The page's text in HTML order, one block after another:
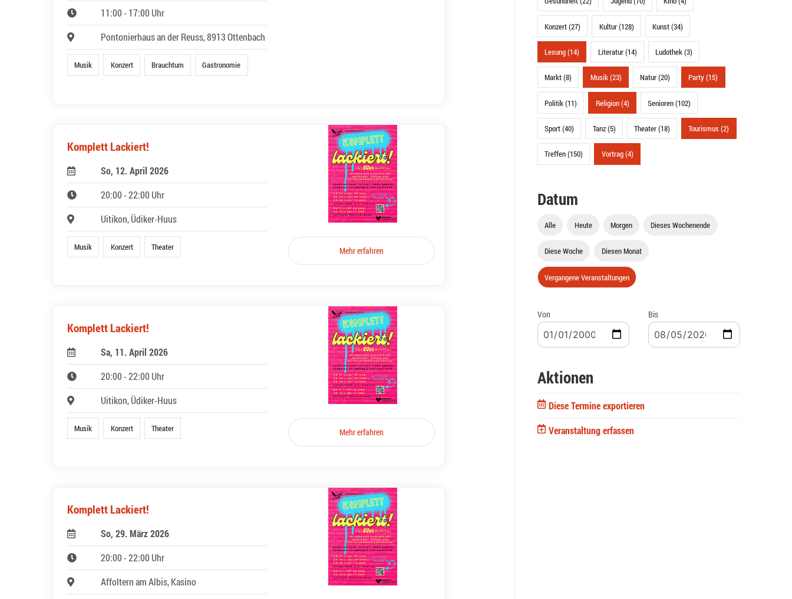
11:00 - 17:00 Uhr
Pontonierhaus an der Reuss, 8913 Ottenbach
Musik Konzert Brauchtum Gastronomie
Komplett Lackiert!
So, 12. April 2026
20:00 - 22:00 Uhr
Uitikon, Üdiker-Huus
Musik Konzert Theater Mehr erfahren
Komplett Lackiert!
Sa, 11. April 2026
20:00 - 22:00 Uhr
Uitikon, Üdiker-Huus
Musik Konzert Theater Mehr erfahren
Komplett Lackiert!
So, 29. März 2026
20:00 - 22:00 Uhr
Affoltern am Albis, Kasino
Konzert (27) Kultur (128) Kunst (34)
Lesung (14) Literatur (14) Ludothek (3)
Markt (8) Musik (23) Natur (20) Party (15)
Politik (11) Religion (4) Senioren (102)
Sport (40) Tanz (5) Theater (18) Tourismus (2)
Treffen (150) Vortrag (4)
Datum
Alle Heute Morgen Dieses Wochenende
Diese Woche Diesen Monat
Vergangene Veranstaltungen
Von Bis
Aktionen
Diese Termine exportieren
Veranstaltung erfassen